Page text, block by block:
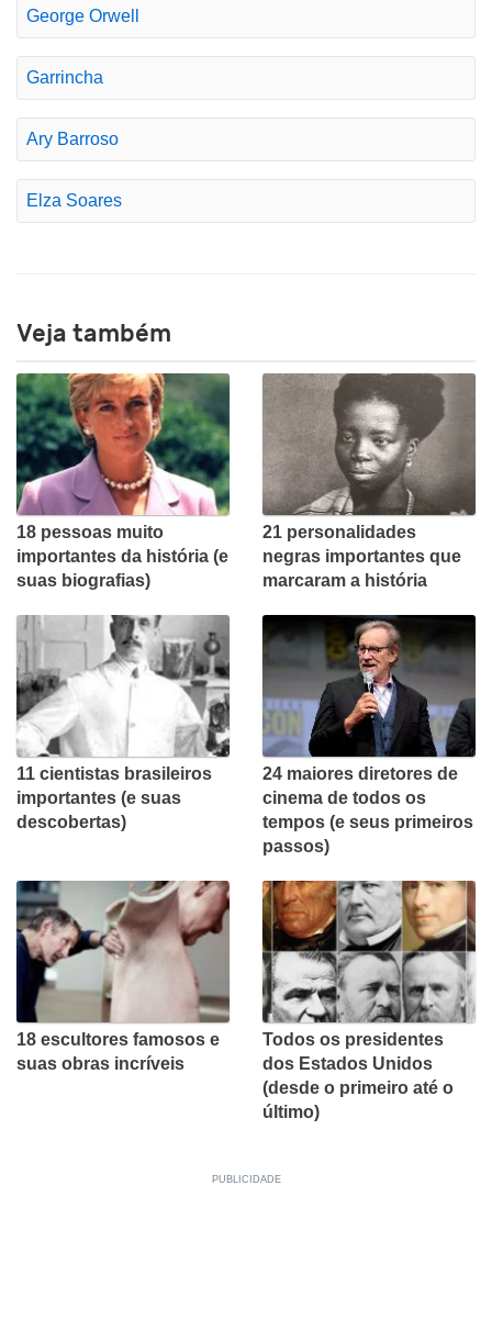
George Orwell
Garrincha
Ary Barroso
Elza Soares
Veja também
18 pessoas muito
importantes da história (e
suas biografias)
21 personalidades
negras importantes que
marcaram a história
11 cientistas brasileiros
importantes (e suas
descobertas)
24 maiores diretores de
cinema de todos os
tempos (e seus primeiros
passos)
18 escultores famosos e
suas obras incríveis
Todos os presidentes
dos Estados Unidos
(desde o primeiro até o
último)